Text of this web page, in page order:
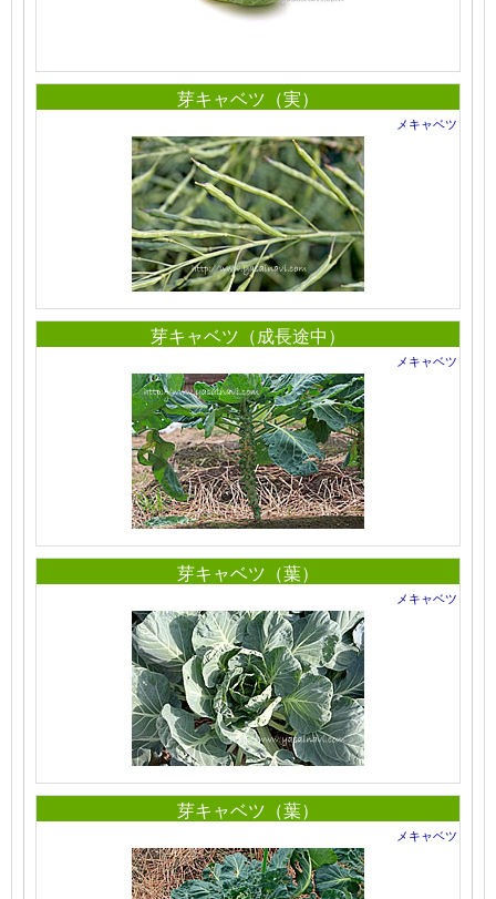
芽キャベツ（実）
メキャベツ
芽キャベツ（成長途中）
メキャベツ
芽キャベツ（葉）
メキャベツ
芽キャベツ（葉）
メキャベツ